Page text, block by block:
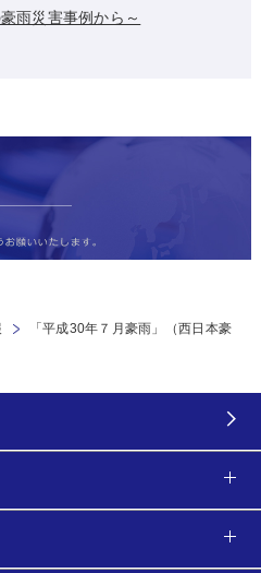
雨災害事例から～
「平成30年７月豪雨」（西日本豪